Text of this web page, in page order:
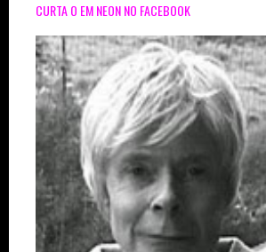
CURTA O EM NEON NO FACEBOOK